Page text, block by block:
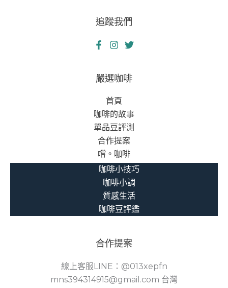
追蹤我們
嚴選咖啡
首頁
咖啡的故事
單品豆評測
合作提案
嚐。咖啡
咖啡小技巧
咖啡小調
質感生活
咖啡豆評鑑
合作提案
線上客服LINE：@013xepfn
mns394314915@gmail.com 台灣